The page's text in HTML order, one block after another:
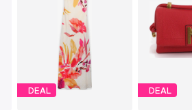
DEAL DEAL